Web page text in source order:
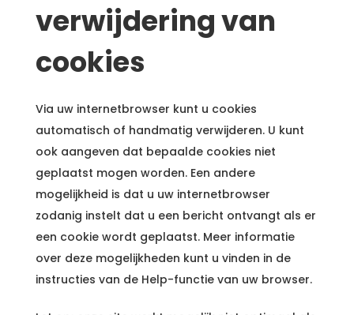
verwijdering van
cookies
Via uw internetbrowser kunt u cookies
automatisch of handmatig verwijderen. U kunt
ook aangeven dat bepaalde cookies niet
geplaatst mogen worden. Een andere
mogelijkheid is dat u uw internetbrowser
zodanig instelt dat u een bericht ontvangt als er
een cookie wordt geplaatst. Meer informatie
over deze mogelijkheden kunt u vinden in de
instructies van de Help-functie van uw browser.